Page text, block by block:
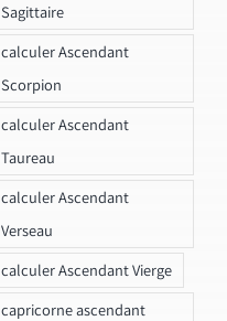
Sagittaire
calculer Ascendant
Scorpion
calculer Ascendant
Taureau
calculer Ascendant
Verseau
calculer Ascendant Vierge
capricorne ascendant